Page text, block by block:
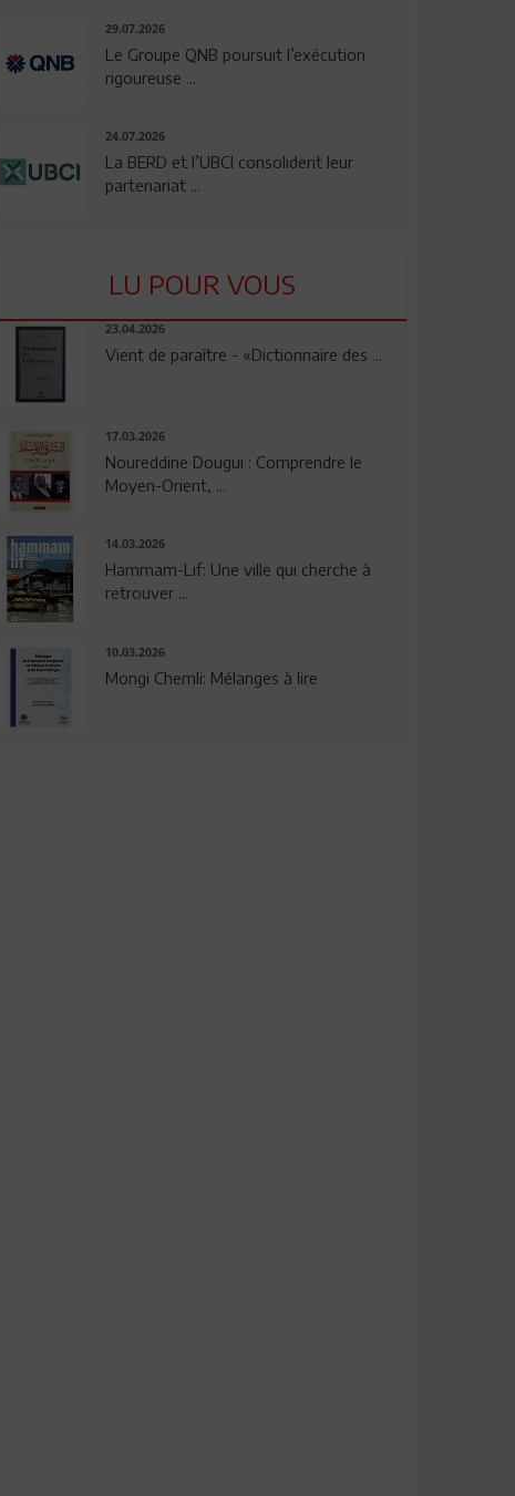
29.07.2026
Le Groupe QNB poursuit l’exécution
rigoureuse ...
24.07.2026
La BERD et l’UBCI consolident leur
partenariat ...
LU POUR VOUS
23.04.2026
Vient de paraître - «Dictionnaire des ...
17.03.2026
Noureddine Dougui : Comprendre le
Moyen-Orient, ...
14.03.2026
Hammam-Lif: Une ville qui cherche à
retrouver ...
10.03.2026
Mongi Chemli: Mélanges à lire